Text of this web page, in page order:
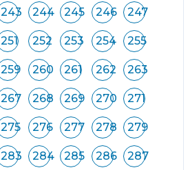
243 244 245 246 247
251 252 253 254 255
259 260 261 262 263
267 268 269 270 271
275 276 277 278 279
283 284 285 286 287